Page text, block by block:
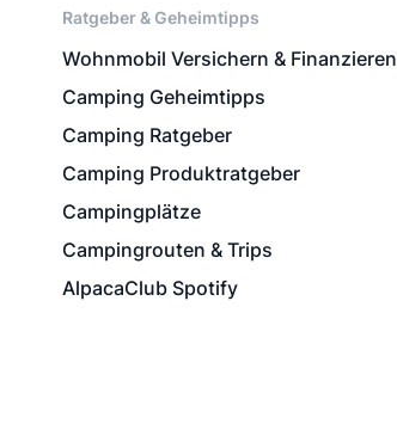
Ratgeber & Geheimtipps
Wohnmobil Versichern & Finanzieren
Camping Geheimtipps
Camping Ratgeber
Camping Produktratgeber
Campingplätze
Campingrouten & Trips
AlpacaClub Spotify